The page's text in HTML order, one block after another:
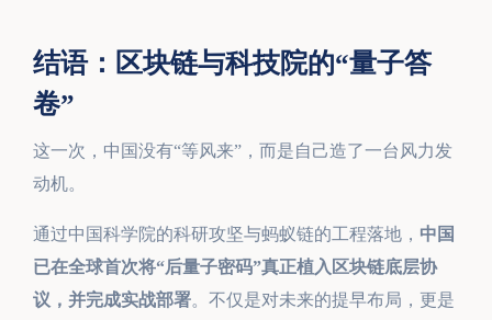
结语：区块链与科技院的“量子答
卷”
这一次，中国没有“等风来”，而是自己造了一台风力发
动机。
通过中国科学院的科研攻坚与蚂蚁链的工程落地， 中国
已在全球首次将“后量子密码”真正植入区块链底层协
议，并完成实战部署。不仅是对未来的提早布局，更是